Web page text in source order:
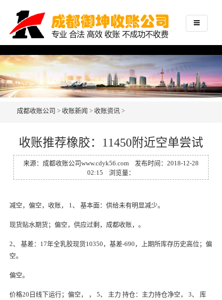
成都收账公司 > 收账新闻 > 收账资讯>
收账推荐橡胶：11450附近空单尝试
来源： 成都收账公司www.cdyk56.com发布时间：2018-12-28
02:15 浏览量：
减空，偏空， 收账， 1、 基本面：供给未有明显减少。
现货贴水期货；偏空，供应过剩， 成都收账，。
2、 基差：17年全乳胶现货10350，基差-690，上期所库存历史高位；偏
空。
偏空。
价格20日线下运行；偏空， ， 5、 主力 持仓：主力持仓净空， 3、 库